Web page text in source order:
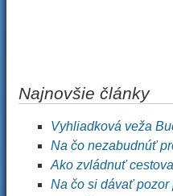
Najnovšie články
Vyhliadková veža
Na čo nezabudnúť
Ako zvládnuť
Na čo si dávať